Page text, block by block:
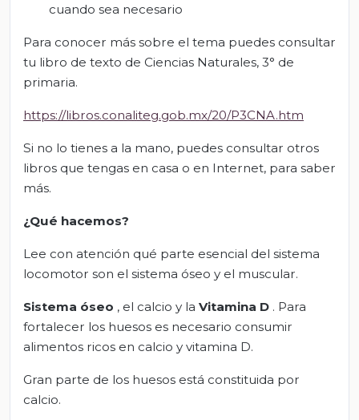
cuando sea necesario
Para conocer más sobre el tema puedes consultar
tu libro de texto de Ciencias Naturales, 3° de
primaria.
https://libros.conaliteg.gob.mx/20/P3CNA.htm
Si no lo tienes a la mano, puedes consultar otros
libros que tengas en casa o en Internet, para saber
más.
¿Qué hacemos?
Lee con atención qué parte esencial del sistema
locomotor son el sistema óseo y el muscular.
Sistema óseo , el calcio y la Vitamina D . Para
fortalecer los huesos es necesario consumir
alimentos ricos en calcio y vitamina D.
Gran parte de los huesos está constituida por
calcio.